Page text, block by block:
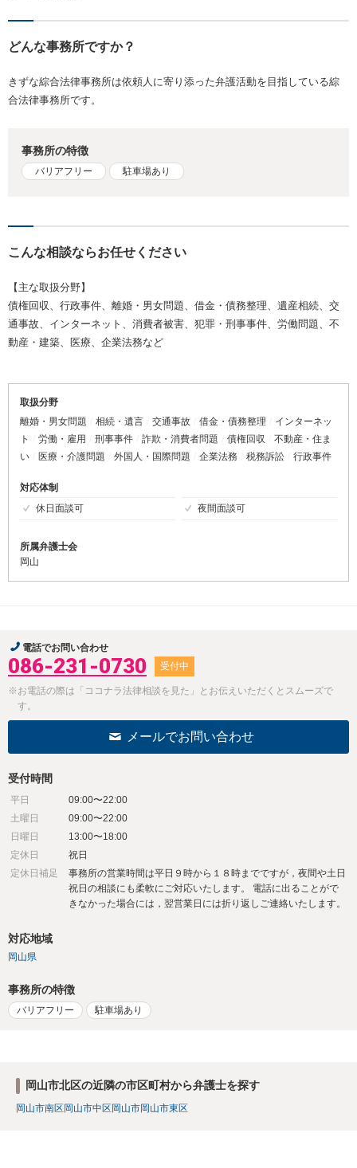
どんな事務所ですか？
きずな綜合法律事務所は依頼人に寄り添った弁護活動を目指している綜
合法律事務所です。
事務所の特徴
バリアフリー 駐車場あり
こんな相談ならお任せください
【主な取扱分野】
債権回収、行政事件、離婚・男女問題、借金・債務整理、遺産相続、交
通事故、インターネット、消費者被害、犯罪・刑事事件、労働問題、不
動産・建築、医療、企業法務など
取扱分野
離婚・男女問題
相続・遺言 交通事故 借金・債務整理
インターネッ
ト
労働・雇用 刑事事件 詐欺・消費者問題 債権回収
不動産・住ま
い
医療・介護問題 外国人・国際問題 企業法務 税務訴訟 行政事件
対応体制
休日面談可
夜間面談可
所属弁護士会
岡山
電話でお問い合わせ
086-231-0730 受付中
※お電話の際は「ココナラ法律相談を見た」とお伝えいただくとスムーズで
す。
メールでお問い合わせ
受付時間
平日
09:00〜22:00
土曜日
09:00〜22:00
日曜日
13:00〜18:00
定休日
祝日
定休日補足
事務所の営業時間は平日９時から１８時までですが，夜間や土日
祝日の相談にも柔軟にご対応いたします。 電話に出ることがで
きなかった場合には，翌営業日には折り返しご連絡いたします。
対応地域
岡山県
事務所の特徴
バリアフリー 駐車場あり
岡山市北区の近隣の市区町村から弁護士を探す
岡山市南区 岡山市中区 岡山市岡山市東区